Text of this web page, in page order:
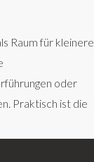
Raum für kleinere
oder
Praktisch ist die
an die kleine
Alles ist
und